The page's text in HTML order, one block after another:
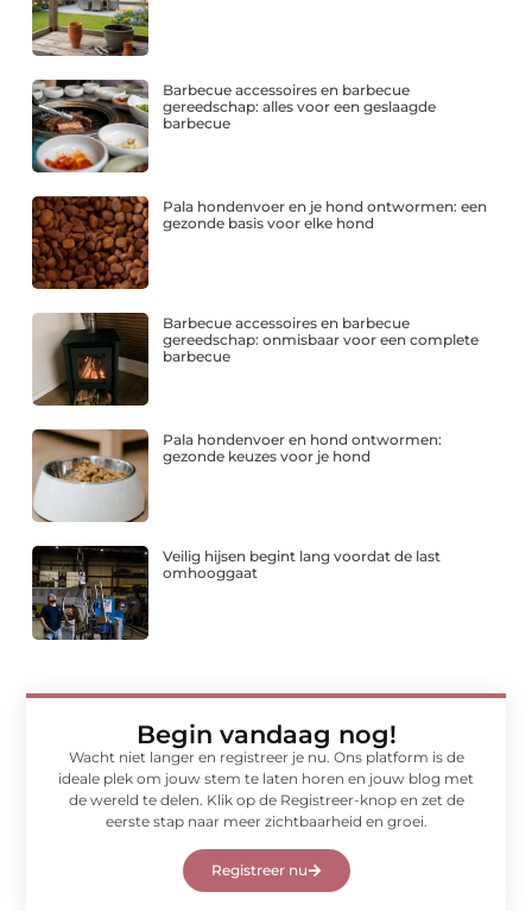
Barbecue accessoires en barbecue
gereedschap: alles voor een geslaagde
barbecue
Pala hondenvoer en je hond ontwormen: een
gezonde basis voor elke hond
Barbecue accessoires en barbecue
gereedschap: onmisbaar voor een complete
barbecue
Pala hondenvoer en hond ontwormen:
gezonde keuzes voor je hond
Veilig hijsen begint lang voordat de last
omhooggaat
Begin vandaag nog!
Wacht niet langer en registreer je nu. Ons platform is de
ideale plek om jouw stem te laten horen en jouw blog met
de wereld te delen. Klik op de Registreer-knop en zet de
eerste stap naar meer zichtbaarheid en groei.
Registreer nu